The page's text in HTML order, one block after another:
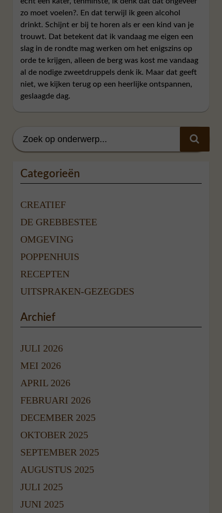
zo moet voelen?. En dat terwijl ik geen alcohol
drinkt. Schijnt er bij te horen als er een kind van je
trouwt. Dat betekent dat ik vandaag me eigen een
slag in de rondte mag werken om het enigszins op
orde te krijgen, alleen de berg was kost me vandaag
al de nodige zweetdruppels denk ik. Maar dat geeft
niet, we kijken terug op een heerlijke ontspannen,
geslaagde dag.
Categorieën
CREATIEF
DE GREBBESTEE
OMGEVING
POPPENHUIS
RECEPTEN
UITSPRAKEN-GEZEGDES
Archief
JULI 2026
MEI 2026
APRIL 2026
FEBRUARI 2026
DECEMBER 2025
OKTOBER 2025
SEPTEMBER 2025
AUGUSTUS 2025
JULI 2025
JUNI 2025